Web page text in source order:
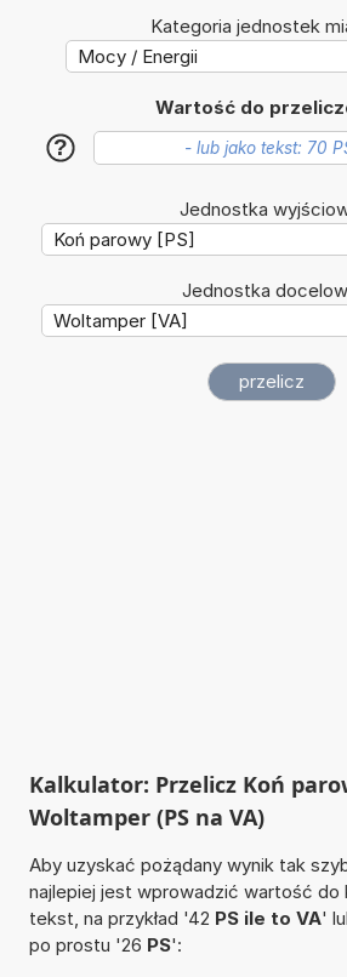
Kategoria jednostek
Wartość do
?
Jednostka
Jednostka
Kalkulator: Przelicz Koń
Woltamper (PS na VA)
Aby uzyskać pożądany wynik tak
najlepiej jest wprowadzić wartość do
tekst, na przykład '42 PS ile to VA'
po prostu '26 PS':